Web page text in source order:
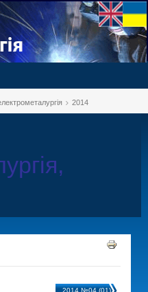
2014
2014 №04 (01)